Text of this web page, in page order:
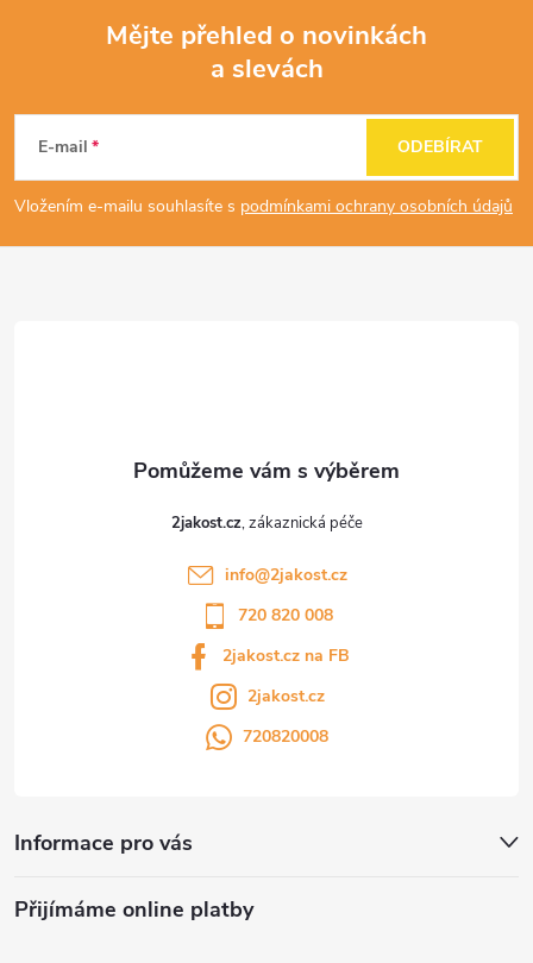
p
Mějte přehled o novinkách
a slevách
E-mail
Vložením e-mailu souhlasíte s podmínkami ochrany osobních údajů
ODEBÍRAT
2jakost.cz
info@2jakost.cz
720 820 008
2jakost.cz na FB
2jakost.cz
720820008
Informace pro vás
Přijímáme online platby